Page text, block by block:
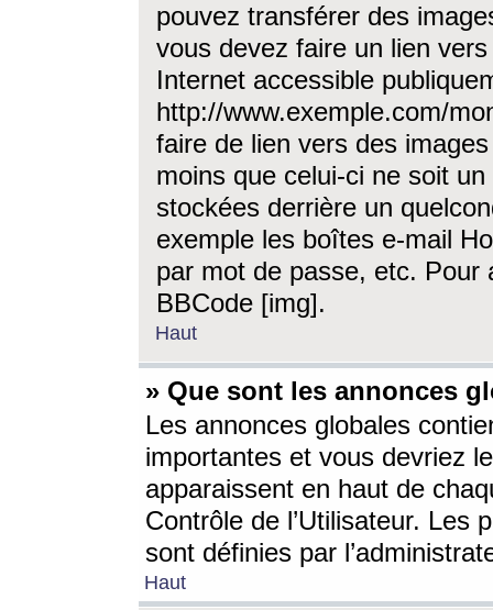
pouvez transférer des
vous devez faire un lien
Internet accessible
http://www.exemple.com/
faire de lien vers des
moins que celui-ci ne soit
stockées derrière un
exemple les boîtes e-mail
par mot de passe, etc. Pour
BBCode [img].
Haut
» Que sont les annonces
Les annonces globales
importantes et vous devriez
apparaissent en haut de
Contrôle de l’Utilisateur. Les
sont définies par
Haut